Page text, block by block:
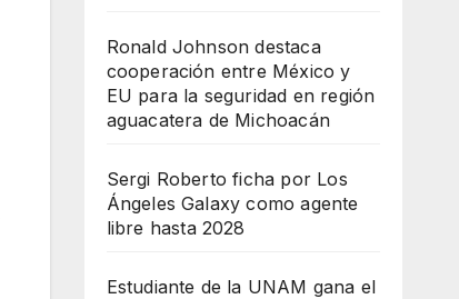
Ronald Johnson destaca
cooperación entre México y
EU para la seguridad en región
aguacatera de Michoacán
Sergi Roberto ficha por Los
Ángeles Galaxy como agente
libre hasta 2028
Estudiante de la UNAM gana el